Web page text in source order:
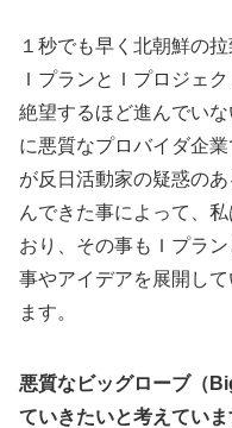
１秒でも早く北朝鮮の
ＩプランとＩプロジェ
絶望するほど進んでい
に悪質なプロバイダ企
が反日活動家の疑惑の
んできた事によって、
おり、その事もＩプラ
事やアイデアを展開し
ます。
悪質なビッグローブ（
ていきたいと考えていま